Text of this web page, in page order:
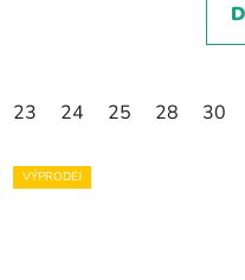
23 24 25 28 30
VÝPRODEJ